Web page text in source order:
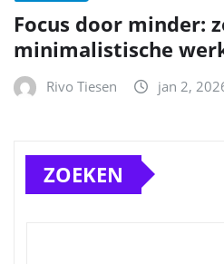
Focus door minder:
minimalistische
Rivo Tiesen jan 2,
ZOEKEN